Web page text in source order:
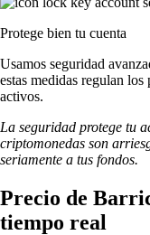
Protege bien tu cuenta
Usamos seguridad
estas medidas regulan
activos.
La seguridad protege tu
criptomonedas son
seriamente a tus fondos.
Precio de
tiempo real